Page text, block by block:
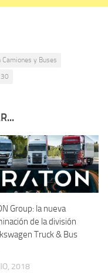
y Buses
Group: la nueva
de la división
Truck & Bus
2018